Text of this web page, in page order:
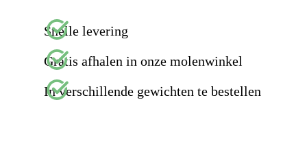
Snelle levering
Gratis afhalen in onze molenwinkel
In verschillende gewichten te bestellen